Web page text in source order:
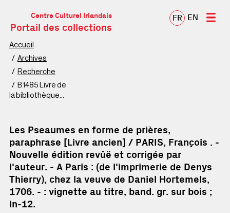
Centre Culturel Irlandais
Portail des collections
FR EN
Accueil
Archives
Recherche
B1485 Livre de
la bibliothèque
Les Pseaumes en forme de prières,
paraphrase [Livre ancien] / PARIS, François . -
Nouvelle édition revûë et corrigée par
l'auteur. - A Paris : (de l'imprimerie de Denys
Thierry), chez la veuve de Daniel Hortemels,
1706. - : vignette au titre, band. gr. sur bois ;
in-12.